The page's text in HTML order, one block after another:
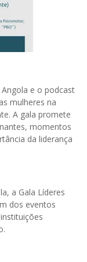
e o podcast
mulheres na
A gala promete
momentos
da liderança
a Gala Líderes
dos eventos